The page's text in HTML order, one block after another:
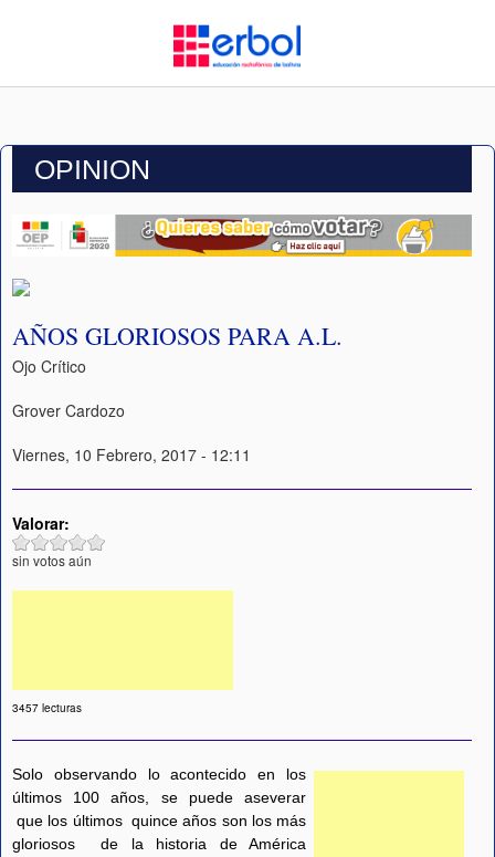
OPINION
AÑOS GLORIOSOS PARA A.L.
Ojo Crítico
Grover Cardozo
Viernes, 10 Febrero, 2017 - 12:11
Valorar:
sin votos aún
3457 lecturas
Solo observando lo acontecido en los
últimos 100 años, se puede aseverar
que los últimos quince años son los más
gloriosos de la historia de América